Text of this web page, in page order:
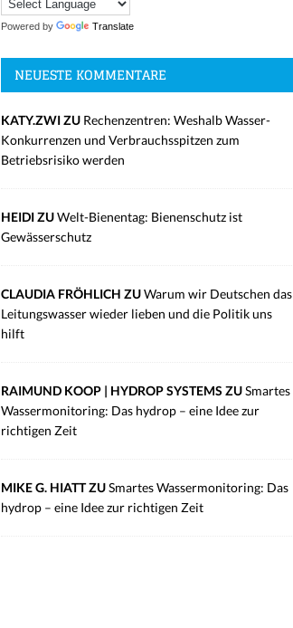
Powered by Translate
NEUESTE KOMMENTARE
KATY.ZWI ZU Rechenzentren: Weshalb Wasser-
Konkurrenzen und Verbrauchsspitzen zum
Betriebsrisiko werden
HEIDI ZUWelt-Bienentag: Bienenschutz ist
Gewässerschutz
CLAUDIA FRÖHLICH ZUWarum wir Deutschen das
Leitungswasser wieder lieben und die Politik uns
hilft
RAIMUND KOOP | HYDROP SYSTEMS ZUSmartes
Wassermonitoring: Das hydrop – eine Idee zur
richtigen Zeit
MIKE G. HIATT ZUSmartes Wassermonitoring: Das
hydrop – eine Idee zur richtigen Zeit